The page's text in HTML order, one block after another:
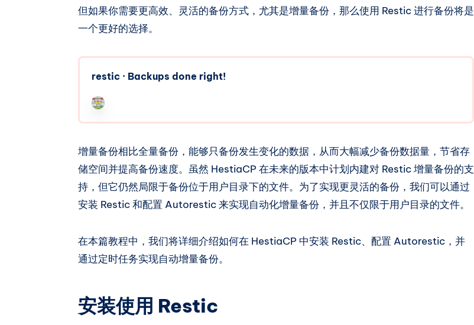
但如果你需要更高效、灵活的备份方式，尤其是增量备份，那么使用 Restic 进行备份将是
一个更好的选择。
restic · Backups done right!
增量备份相比全量备份，能够只备份发生变化的数据，从而大幅减少备份数据量，节省存
储空间并提高备份速度。虽然 HestiaCP 在未来的版本中计划内建对 Restic 增量备份的支
持，但它仍然局限于备份位于用户目录下的文件。为了实现更灵活的备份，我们可以通过
安装 Restic 和配置 Autorestic 来实现自动化增量备份，并且不仅限于用户目录的文件。
在本篇教程中，我们将详细介绍如何在 HestiaCP 中安装 Restic、配置 Autorestic，并
通过定时任务实现自动增量备份。
安装使用 Restic